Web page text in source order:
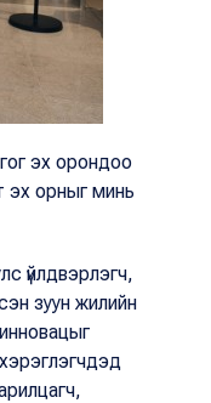
эх орондоо
эх орныг минь
үйлдвэрлэгч,
зуун жилийн